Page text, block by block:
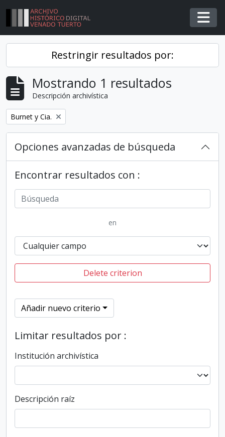
Skip to main content
Restringir resultados por:
Mostrando 1 resultados
Descripción archivística
Remover filtro
Burnet y Cia.
Opciones avanzadas de búsqueda
Encontrar resultados con :
en
Delete criterion
Añadir nuevo criterio
Limitar resultados por :
Institución archivística
Descripción raíz